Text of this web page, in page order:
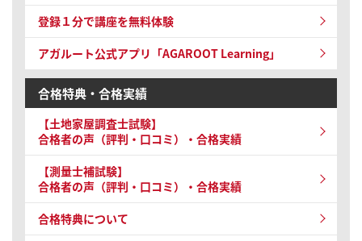
登録１分で講座を無料体験
アガルート公式アプリ「AGAROOT Learning」
合格特典・合格実績
【土地家屋調査士試験】
合格者の声（評判・口コミ）・合格実績
【測量士補試験】
合格者の声（評判・口コミ）・合格実績
合格特典について